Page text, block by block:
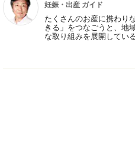
妊娠・出産 ガイド
たくさんのお産に携わり
きる」をつなごうと、地
な取り組みを展開してい